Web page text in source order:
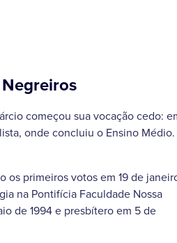
começou sua vocação cedo:
onde concluiu o Ensino Médio.
os primeiros votos em 19 de
na Pontifícia Faculdade Nossa
de 1994 e presbítero em 5 de